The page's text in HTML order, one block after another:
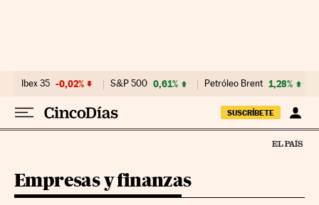
Ibex 35 -0,02% S&P 500 0,61% Petróleo Brent 1,28%
SUSCRÍBETE
Empresas y finanzas